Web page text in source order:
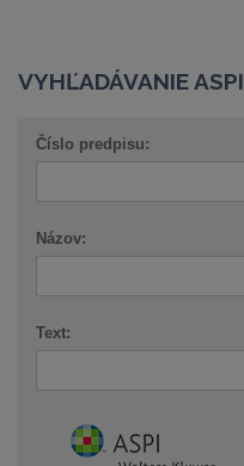
VYHĽADÁVANIE ASPI
Číslo predpisu:
Názov:
Text: